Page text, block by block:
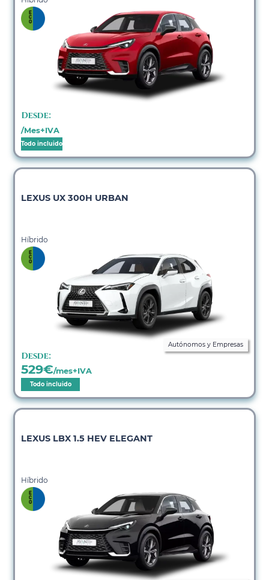
Desde:
/Mes+IVA
Todo incluido
LEXUS UX 300H URBAN
Híbrido
Autónomos y Empresas
Desde:
529€/mes+IVA
Todo incluido
LEXUS LBX 1.5 HEV ELEGANT
Híbrido